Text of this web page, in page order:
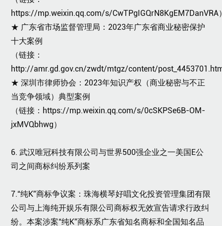
https://mp.weixin.qq.com/s/CwTPgIGQrN8KgEM7DanVRA
★ 广东省市场监督管理局：2023年广东省商业秘密保护
十大案例
（链接：
http://amr.gd.gov.cn/zwdt/mtgz/content/
★ 深圳市律师协会：2023年知识产权（商业秘密与不正
当竞争领域）典型案例
（链接： https://mp.weixin.qq.com/s/0cSKPSe6B-OM-
jxMVQbhwg）
6. 武汉唯冠科技有限公司与世界500强企业之一美国E公
司之间商标纠纷系列案
7.“纯K”商标争议案：珠海横琴好唱文化投资管理集团有限
公司与上海纯开娱乐有限公司商标权无效宣告请求行政纠
纷。本案涉案“纯K”商标系广东省知名商标和全国知名品